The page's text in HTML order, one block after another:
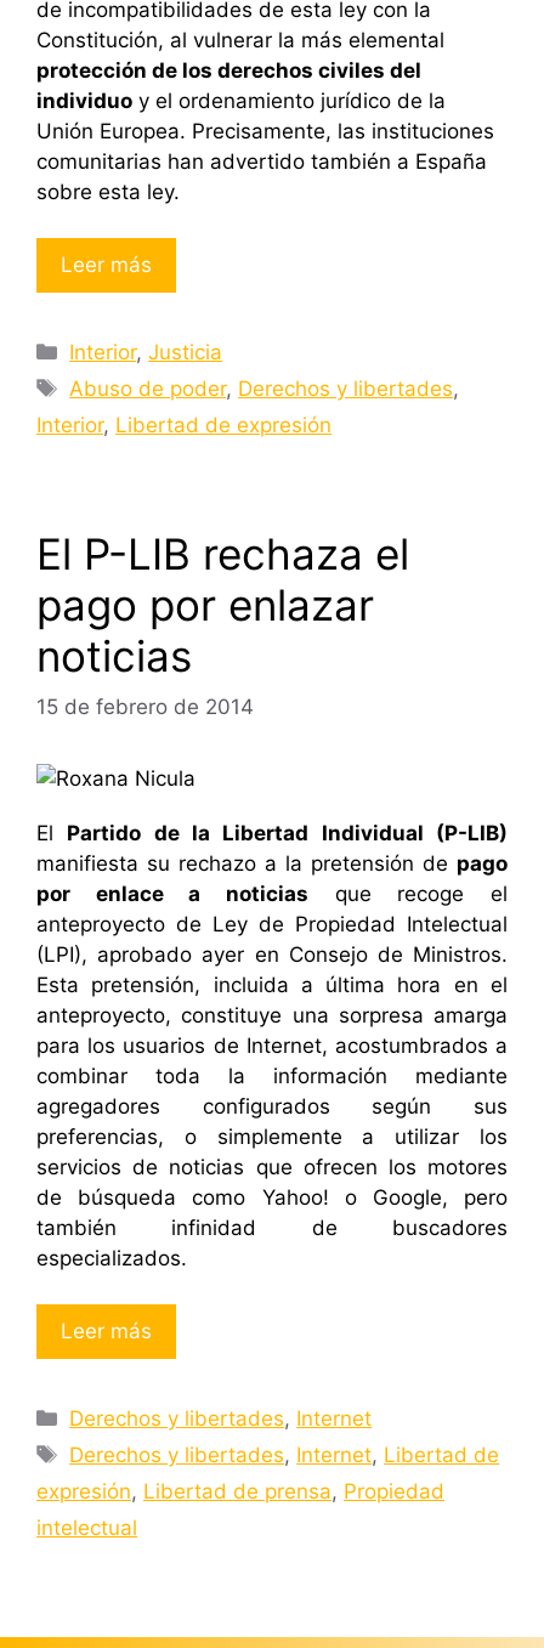
de incompatibilidades de esta ley con la
Constitución, al vulnerar la más elemental
protección de los derechos civiles del
individuo y el ordenamiento jurídico de la
Unión Europea. Precisamente, las instituciones
comunitarias han advertido también a España
sobre esta ley.
Leer más
Categorías
Interior,Justicia
Etiquetas
Abuso de poder, Derechos y libertades,
Interior, Libertad de expresión
El P-LIB rechaza el
pago por enlazar
noticias
15 de febrero de 2014
El Partido de la Libertad Individual (P-LIB)
manifiesta su rechazo a la pretensión de pago
por enlace a noticias que recoge el
anteproyecto de Ley de Propiedad Intelectual
(LPI), aprobado ayer en Consejo de Ministros.
Esta pretensión, incluida a última hora en el
anteproyecto, constituye una sorpresa amarga
para los usuarios de Internet, acostumbrados a
combinar toda la información mediante
agregadores configurados según sus
preferencias, o simplemente a utilizar los
servicios de noticias que ofrecen los motores
de búsqueda como Yahoo! o Google, pero
también infinidad de buscadores
especializados.
Leer más
Categorías
Derechos y libertades, Internet
Etiquetas
Derechos y libertades, Internet, Libertad de
expresión, Libertad de prensa, Propiedad
intelectual